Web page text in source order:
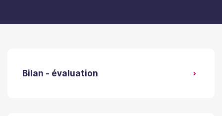
Bilan - évaluation